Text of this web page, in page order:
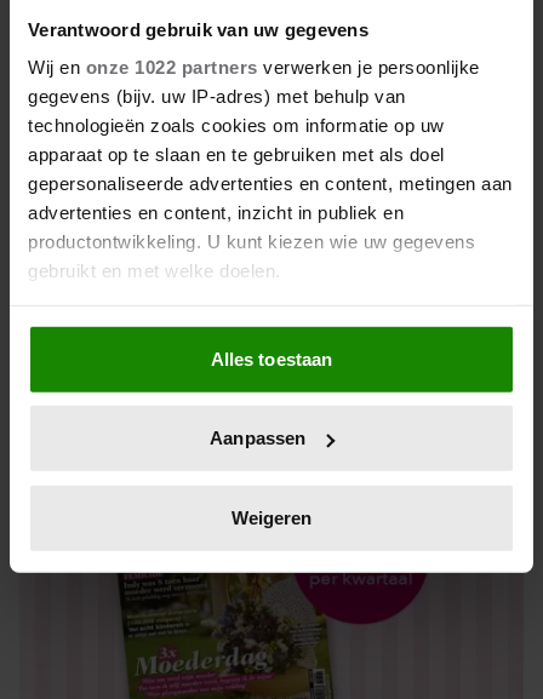
Verantwoord gebruik van uw gegevens
Wij en onze 1022 partners verwerken je persoonlijke
gegevens (bijv. uw IP-adres) met behulp van
technologieën zoals cookies om informatie op uw
apparaat op te slaan en te gebruiken met als doel
gepersonaliseerde advertenties en content, metingen aan
advertenties en content, inzicht in publiek en
productontwikkeling. U kunt kiezen wie uw gegevens
gebruikt en met welke doelen.
Als u het toestaat, willen we ook graag:
Informatie verzamelen over uw geografische locatie,
die tot een paar meter nauwkeurig kan zijn
op specifieke eigenschappen (fingerprinting)
verwerkt en stel uw voorkeuren in het
intrekken in de Cookieverklaring.
We gebruiken cookies om content en advertenties te
personaliseren, om functies voor social media te bieden
en om ons websiteverkeer te analyseren. Ook delen we
Alles toestaan
Aanpassen
Weigeren
De nieuwe Mijn Geheim ligt nu in de winkel
Abonneren
Digitaal lezen
Los kopen